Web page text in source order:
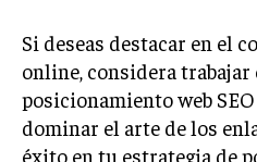
Si deseas destacar en el
online, considera trabajar
posicionamiento web
dominar el arte de los
éxito en tu estrategia de